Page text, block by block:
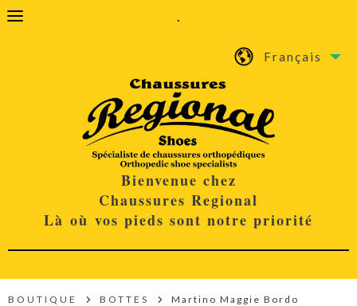
.
Français
Bienvenue chez
Chaussures Regional
Là où vos pieds sont notre priorité
BOUTIQUE BOTTES Martino Maggie Bordo